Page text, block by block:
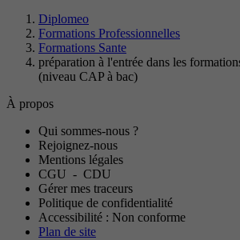
Diplomeo
Formations Professionnelles
Formations Sante
préparation à l'entrée dans les
(niveau CAP à bac)
À propos
Qui sommes-nous ?
Rejoignez-nous
Mentions légales
CGU - CDU
Gérer mes traceurs
Politique de confidentialité
Accessibilité : Non conforme
Plan de site